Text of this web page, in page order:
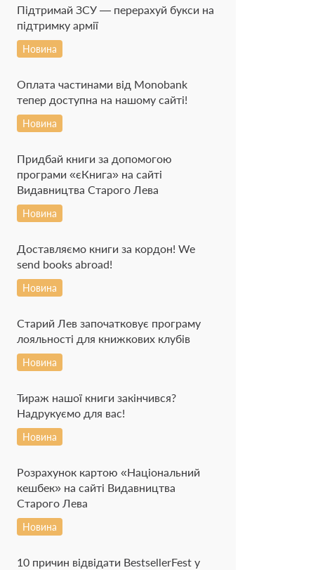
Підтримай ЗСУ — перерахуй букси на
підтримку армії
Новина
Оплата частинами від Monobank
тепер доступна на нашому сайті!
Новина
Придбай книги за допомогою
програми «єКнига» на сайті
Видавництва Старого Лева
Новина
Доставляємо книги за кордон! We
send books abroad!
Новина
Старий Лев започатковує програму
лояльності для книжкових клубів
Новина
Тираж нашої книги закінчився?
Надрукуємо для вас!
Новина
Розрахунок картою «Національний
кешбек» на сайті Видавництва
Старого Лева
Новина
10 причин відвідати BestsellerFest у